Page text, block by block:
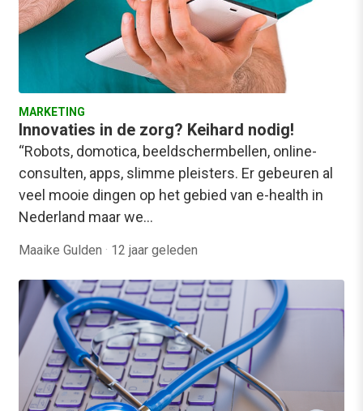
MARKETING
Innovaties in de zorg? Keihard nodig!
“Robots, domotica, beeldschermbellen, online-
consulten, apps, slimme pleisters. Er gebeuren al
veel mooie dingen op het gebied van e-health in
Nederland maar we…
Maaike Gulden · 12 jaar geleden